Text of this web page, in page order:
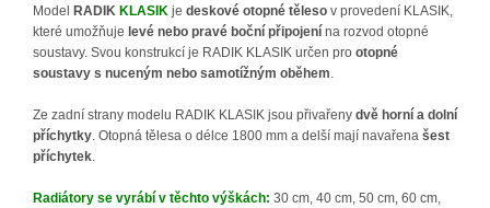
Model
RADIK KLASIK je deskové otopné těleso v provedení KLASIK,
které umožňuje levé nebo pravé boční připojení na rozvod otopné
soustavy. Svou konstrukcí je RADIK KLASIK určen pro otopné
soustavy s nuceným nebo samotížným oběhem.
Ze zadní strany modelu RADIK KLASIK jsou přivařeny dvě horní a dolní
příchytky. Otopná tělesa o délce 1800 mm a delší mají navařena šest
příchytek.
Radiátory se vyrábí v těchto výškách: 30 cm, 40 cm, 50 cm, 60 cm,